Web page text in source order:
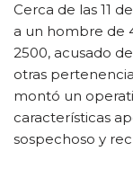
Cerca de las 11
a un hombre de
2500, acusado
otras
montó un
características
sospechoso y